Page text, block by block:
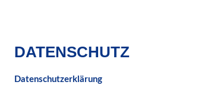
DATENSCHUTZ
Datenschutzerklärung